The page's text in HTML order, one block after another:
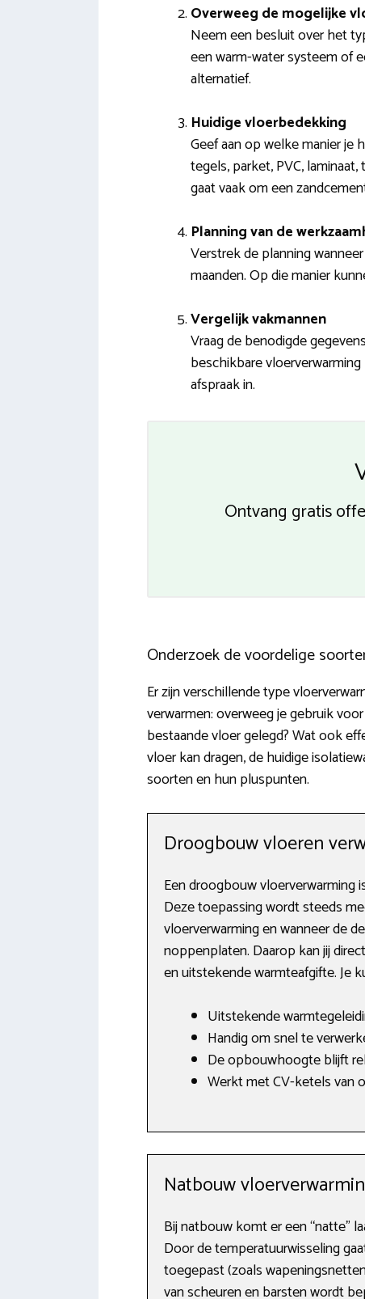
Overweeg de mogelijke
Neem een besluit over het
een warm-water systeem of
alternatief.
Huidige vloerbedekking
Geef aan op welke manier je
tegels, parket, PVC,
gaat vaak om een
Planning van de
Verstrek de planning
maanden. Op die manier
Vergelijk vakmannen
Vraag de benodigde
beschikbare
afspraak in.
Ontvang gratis
Onderzoek de voordelige
Er zijn verschillende type
verwarmen: overweeg je gebruik
bestaande vloer gelegd? Wat ook
vloer kan dragen, de huidige
soorten en hun pluspunten.
Droogbouw vloeren
Een droogbouw
Deze toepassing wordt steeds
vloerverwarming en wanneer de
noppenplaten. Daarop kan jij
en uitstekende warmteafgifte. Je
Uitstekende
Handig om snel te
De opbouwhoogte blijft
Werkt met CV-ketels van
Natbouw
Bij natbouw komt er een “natte”
Door de temperatuurwisseling
toegepast (zoals
van scheuren en barsten wordt